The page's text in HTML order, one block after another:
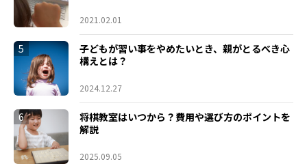
2021.02.01
5
子どもが習い事をやめたいとき、親がとるべき心
構えとは？
2024.12.27
6
将棋教室はいつから？費用や選び方のポイントを
解説
2025.09.05